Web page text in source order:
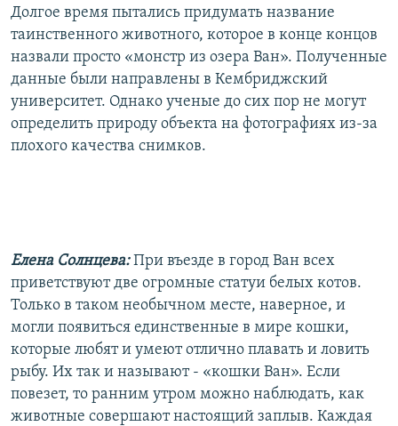
Долгое время пытались придумать название
таинственного животного, которое в конце концов
назвали просто «монстр из озера Ван». Полученные
данные были направлены в Кембриджский
университет. Однако ученые до сих пор не могут
определить природу объекта на фотографиях из-за
плохого качества снимков.
Елена Солнцева: При въезде в город Ван всех
приветствуют две огромные статуи белых котов.
Только в таком необычном месте, наверное, и
могли появиться единственные в мире кошки,
которые любят и умеют отлично плавать и ловить
рыбу. Их так и называют - «кошки Ван». Если
повезет, то ранним утром можно наблюдать, как
животные совершают настоящий заплыв. Каждая